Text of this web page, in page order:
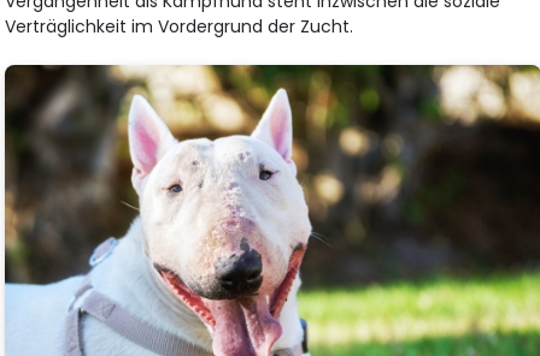
Verträglichkeit im Vordergrund der Zucht.